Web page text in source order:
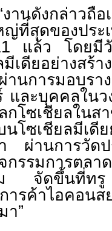
งานดังกล่าวถื
ญ่ที่สุดของประ
แล้ว โดยมี
มีเดียอย่างสร้
นการมอบรา
และบุคคลใน
กโซเชียลใน
นโซเชียลมีเดี
า ผ่านการวัด
กรรมการตลา
ม จัดขึ้นที่ท
ารค้าไอคอน
า”